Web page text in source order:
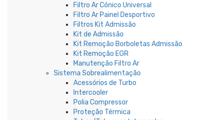
Filtro Ar Cónico Universal
Filtro Ar Painel Desportivo
Filtros Kit Admissão
Kit de Admissão
Kit Remoção Borboletas Admissão
Kit Remoção EGR
Manutenção Filtro Ar
Sistema Sobrealimentação
Acessórios de Turbo
Intercooler
Polia Compressor
Proteção Térmica